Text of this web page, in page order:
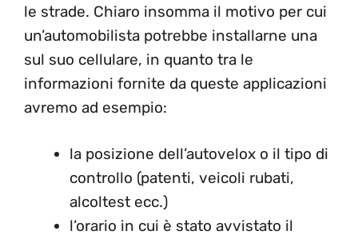
le strade. Chiaro insomma il motivo per cui
un’automobilista potrebbe installarne una
sul suo cellulare, in quanto tra le
informazioni fornite da queste applicazioni
avremo ad esempio:
la posizione dell’autovelox o il tipo di
controllo (patenti, veicoli rubati,
alcoltest ecc.)
l’orario in cui è stato avvistato il